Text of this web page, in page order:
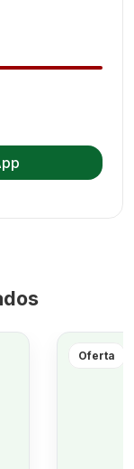
Oferta